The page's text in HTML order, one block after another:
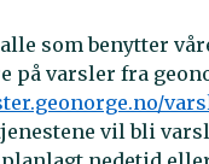
som benytter
på varsler fra
vil bli